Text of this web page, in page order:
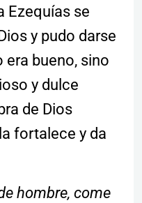
Ezequías se
y pudo darse
era bueno, sino
y dulce
de Dios
fortalece y da
hombre, come